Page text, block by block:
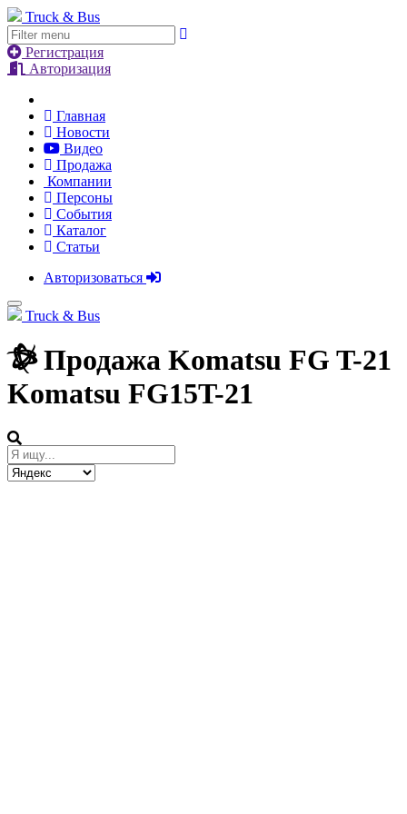
Truck & Bus
Регистрация
Авторизация
Главная
Новости
Видео
Продажа
Компании
Персоны
События
Каталог
Статьи
Авторизоваться
Truck & Bus
Продажа Komatsu FG T-21
Komatsu FG15T-21